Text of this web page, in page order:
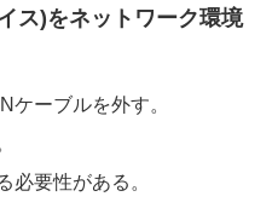
ス)をネットワーク環境
ケーブルを外す。
必要性がある。